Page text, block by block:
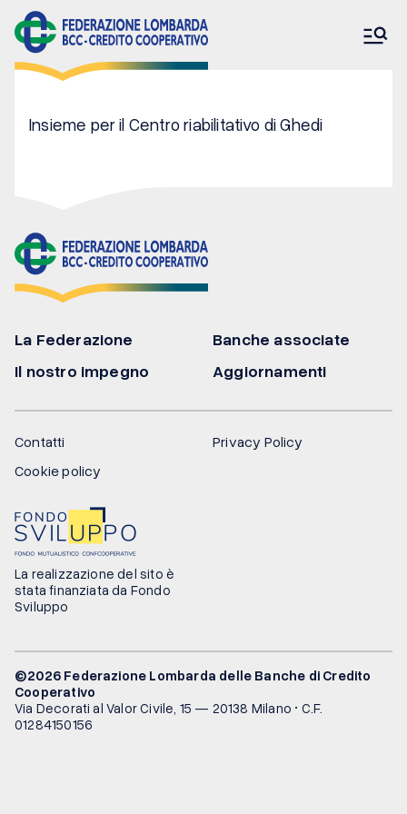
Banche associate
Aggiornamenti
Contatti
Privacy Policy
Cookie policy
CREDITO COOPERATIVO
FEDERAZIONI GRUPPI BANCARI
Insieme per il Centro riabilitativo di Ghedi
La Federazione
Banche associate
Il nostro impegno
Aggiornamenti
Contatti
Privacy Policy
Cookie policy
La realizzazione del sito è
stata finanziata da Fondo
Sviluppo
©2026 Federazione Lombarda delle Banche di Credito
Cooperativo
Via Decorati al Valor Civile, 15 — 20138 Milano • C.F.
01284150156